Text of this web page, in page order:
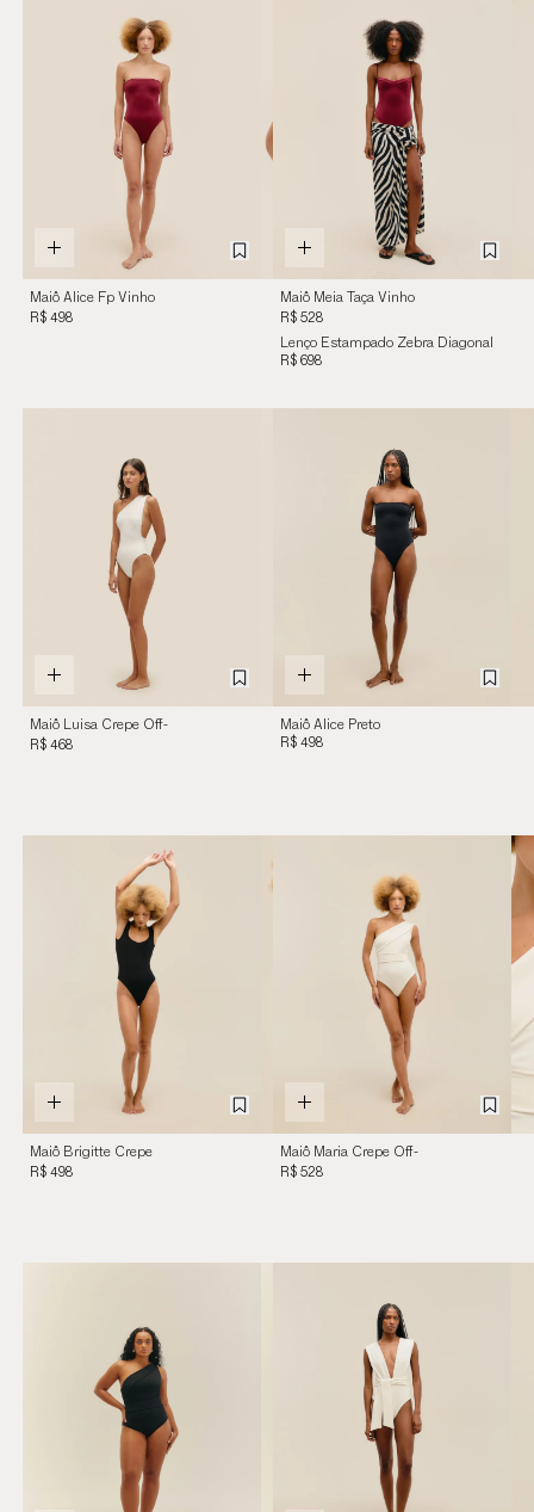
Maiô Alice Fp Vinho
Marsala
R$ 498
Maiô Meia Taça Vinho
Marsala
R$ 528
Lenço Estampado Zebra Diagonal
R$ 698
Maiô Luisa Crepe Off-
White
R$ 468
Maiô Alice Preto
R$ 498
Maiô Brigitte Crepe
Preto
R$ 498
Maiô Maria Crepe Off-
White
R$ 528